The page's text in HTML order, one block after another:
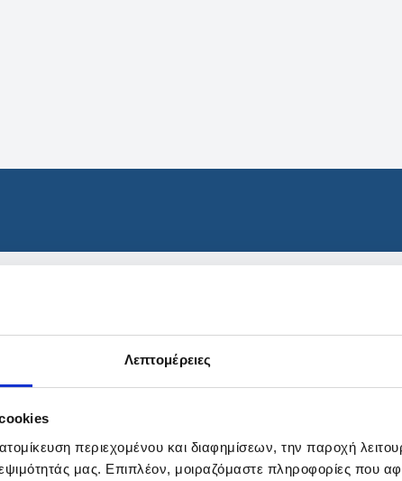
Λεπτομέρειες
περιεχομένου και διαφημίσεων, την παροχή
μας. Επιπλέον, μοιραζόμαστε πληροφορίες που
προϊόντα με τα